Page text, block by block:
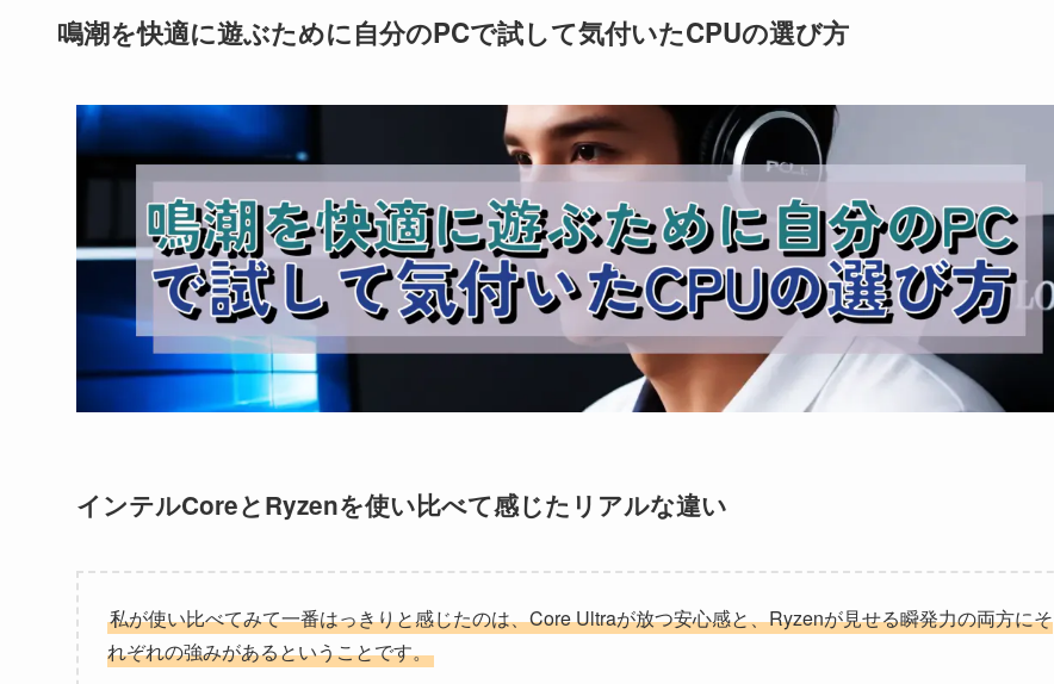
鳴潮を快適に遊ぶために自分のPCで試して気付いたCPUの選び方
インテルCoreとRyzenを使い比べて感じたリアルな違い
私が使い比べてみて一番はっきりと感じたのは、Core Ultraが放つ安心感と、Ryzenが見せる瞬発力の両方にそ
れぞれの強みがあるということです。